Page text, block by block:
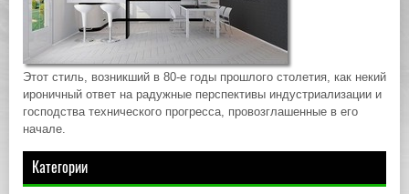
Этот стиль, возникший в 80-е годы прошлого столетия, как некий
ироничный ответ на радужные перспективы индустриализации и
господства технического прогресса, провозглашенные в его
начале.
Категории